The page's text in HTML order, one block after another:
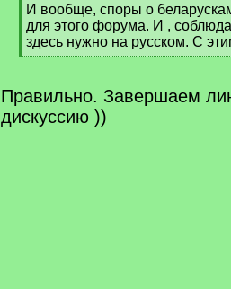
[
q
]
И вообще, споры о
для этого форума. И ,
здесь нужно на русском. С
[
q
]
Правильно. Завершаем
дискуссию ))